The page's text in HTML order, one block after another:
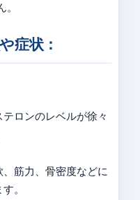
症状：
ロンのレベルが徐々
筋力、骨密度などに
。